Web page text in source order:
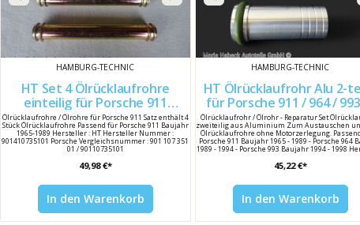
HAMBURG-TECHNIC
HT Set 4 Ölrücklaufrohre
einteilig für Porsche 911
901410735101
Ölrücklaufrohre / Ölrohre für Porsche 911 Satz enthält 4
Stück Ölrücklaufrohre Passend für Porsche 911 Baujahr
1965-1989 Hersteller : HT Hersteller Nummer :
901410735101 Porsche Vergleichsnummer : 901 107 351
01 / 90110735101
49,98 €*
In den Warenkorb
HAMBURG-TECHNIC
HT Ölrücklaufrohr Alu 2-
für Porsche 911 / 964 /
65-98 90110735101
Ölrücklaufrohr / Ölrohr - Reparatur Set
zweiteilig aus Aluminium Zum Austauschen
Ölrücklaufrohre ohne Motorzerlegung.
Porsche 911 Baujahr 1965 - 1989 - Porsche 964
1989 - 1994 - Porsche 993 Baujahr 1994 - 1998
90110735101 Porsche Vergleichsnummer : 930
01 / 90110735101 930 107 040 01 /
45,22 €*
In den Warenkorb